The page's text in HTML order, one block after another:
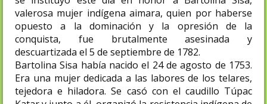
valerosa mujer indígena aimara, quien por haberse
opuesto a la dominación y la opresión de la
conquista, fue brutalmente asesinada y
descuartizada el 5 de septiembre de 1782.
Bartolina Sisa había nacido el 24 de agosto de 1753.
Era una mujer dedicada a las labores de los telares,
tejedora e hiladora. Se casó con el caudillo Túpac